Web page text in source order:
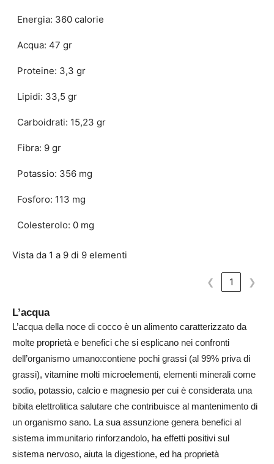
Energia: 360 calorie
Acqua: 47 gr
Proteine: 3,3 gr
Lipidi: 33,5 gr
Carboidrati: 15,23 gr
Fibra: 9 gr
Potassio: 356 mg
Fosforo: 113 mg
Colesterolo: 0 mg
Vista da 1 a 9 di 9 elementi
❮ 1 ❯
L’acqua
L’acqua della noce di cocco è un alimento caratterizzato da
molte proprietà e benefici che si esplicano nei confronti
dell’organismo umano:contiene pochi grassi (al 99% priva di
grassi), vitamine molti microelementi, elementi minerali come
sodio, potassio, calcio e magnesio per cui è considerata una
bibita elettrolitica salutare che contribuisce al mantenimento di
un organismo sano. La sua assunzione genera benefici al
sistema immunitario rinforzandolo, ha effetti positivi sul
sistema nervoso, aiuta la digestione, ed ha proprietà